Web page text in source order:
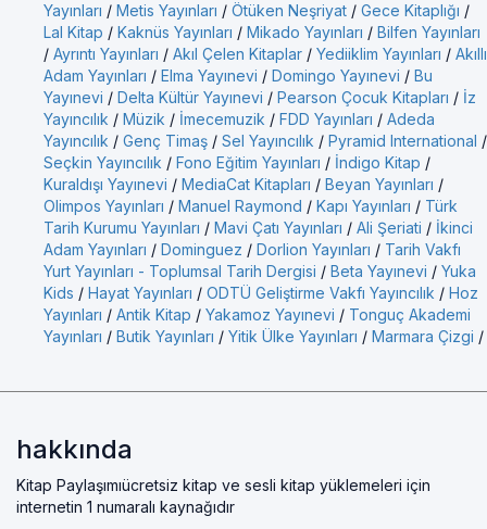
Yayınları / Metis Yayınları / Ötüken Neşriyat / Gece Kitaplığı /
Lal Kitap / Kaknüs Yayınları / Mikado Yayınları / Bilfen Yayınları
/ Ayrıntı Yayınları / Akıl Çelen Kitaplar / Yediiklim Yayınları / Akıllı
Adam Yayınları / Elma Yayınevi / Domingo Yayınevi / Bu
Yayınevi / Delta Kültür Yayınevi / Pearson Çocuk Kitapları / İz
Yayıncılık / Müzik / İmecemuzik / FDD Yayınları / Adeda
Yayıncılık / Genç Timaş / Sel Yayıncılık / Pyramid International /
Seçkin Yayıncılık / Fono Eğitim Yayınları / İndigo Kitap /
Kuraldışı Yayınevi / MediaCat Kitapları / Beyan Yayınları /
Olimpos Yayınları / Manuel Raymond / Kapı Yayınları / Türk
Tarih Kurumu Yayınları / Mavi Çatı Yayınları / Ali Şeriati / İkinci
Adam Yayınları / Dominguez / Dorlion Yayınları / Tarih Vakfı
Yurt Yayınları - Toplumsal Tarih Dergisi / Beta Yayınevi / Yuka
Kids / Hayat Yayınları / ODTÜ Geliştirme Vakfı Yayıncılık / Hoz
Yayınları / Antik Kitap / Yakamoz Yayınevi / Tonguç Akademi
Yayınları / Butik Yayınları / Yitik Ülke Yayınları / Marmara Çizgi /
hakkında
Kitap Paylaşımıücretsiz kitap ve sesli kitap yüklemeleri için
internetin 1 numaralı kaynağıdır